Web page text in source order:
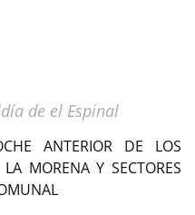
de el Espinal
ANTERIOR DE LOS
MORENA Y SECTORES